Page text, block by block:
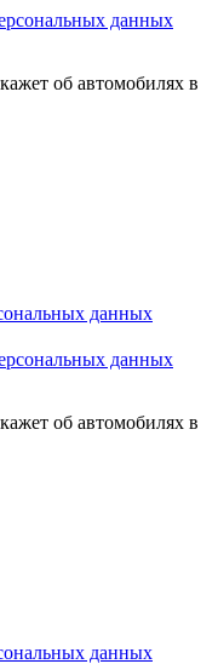
данных
об автомобилях в
данных
данных
об автомобилях в
данных